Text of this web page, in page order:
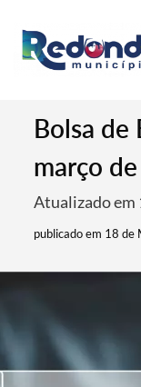
Bolsa de
março
Atualizado
publicado em 18 de